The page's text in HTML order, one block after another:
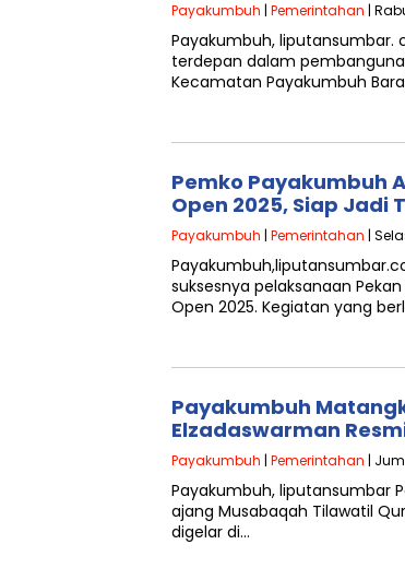
Payakumbuh | Pemerintahan |
Payakumbuh, liputansumbar.
terdepan dalam
Kecamatan Payakumbuh
Pemko Payakumbuh
Open 2025, Siap Jadi
Payakumbuh | Pemerintahan |
suksesnya pelaksanaan
Open 2025. Kegiatan yang
Payakumbuh
Elzadaswarman
Payakumbuh | Pemerintahan |
Payakumbuh, liputansumbar
ajang Musabaqah Tilawatil
digelar di…